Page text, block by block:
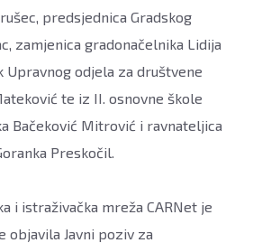
predsjednica Gradskog
zamjenica gradonačelnika Lidija
odjela za društvene
te iz II. osnovne škole
Bačeković Mitrović i ravnateljica
Preskočil.
i istraživačka mreža CARNet je
objavila Javni poziv za